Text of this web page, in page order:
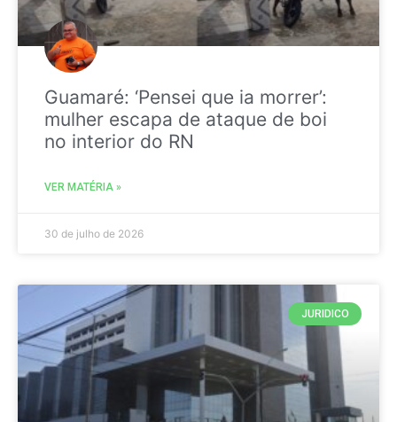
Guamaré: ‘Pensei que ia morrer’:
mulher escapa de ataque de boi
no interior do RN
VER MATÉRIA »
30 de julho de 2026
JURIDICO